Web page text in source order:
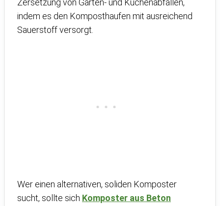
Zersetzung von Garten- und Küchenabfällen,
indem es den Komposthaufen mit ausreichend
Sauerstoff versorgt.
Wer einen alternativen, soliden Komposter
sucht, sollte sich Komposter aus Beton